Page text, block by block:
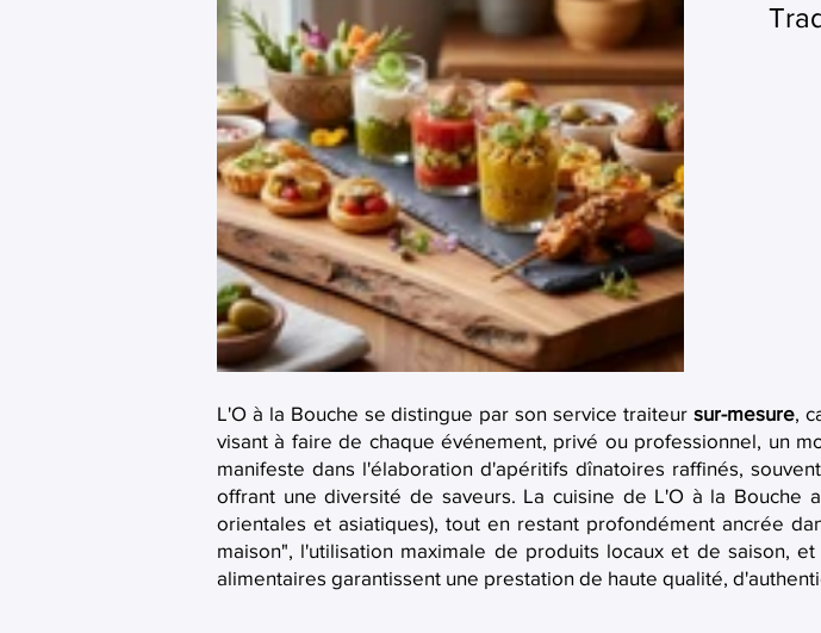
L'O à la Bouche se distingue par son service traiteur sur-mesure,
visant à faire de chaque événement, privé ou professionnel, un
manifeste dans l'élaboration d'apéritifs dînatoires raffinés,
offrant une diversité de saveurs. La cuisine de L'O à la Bouche
orientales et asiatiques), tout en restant profondément ancrée
maison", l'utilisation maximale de produits locaux et de saison,
alimentaires garantissent une prestation de haute qualité,